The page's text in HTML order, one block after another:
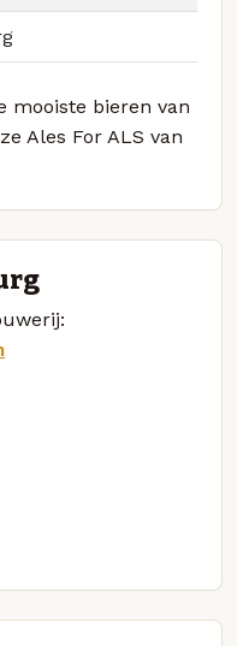
mooiste bieren van
Ales For ALS van